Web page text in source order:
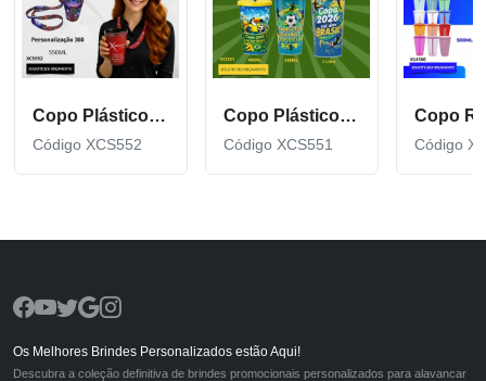
Copo Plástico de 550 ML com Tirante Personalizado XCS552
Código XCS552
Copo Plástico personalizado In Mold Label 360 XCS551
Código XCS551 Código
Os Melhores Brindes Personalizados estão Aqui!
Descubra a coleção definitiva de brindes promocionais personalizados para alavancar